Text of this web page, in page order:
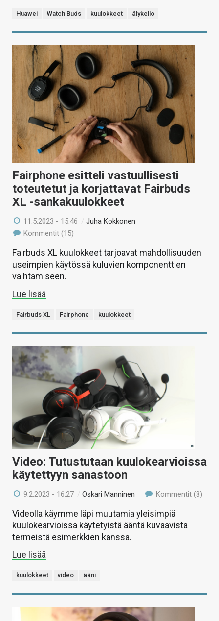
Huawei Watch Buds kuulokkeet älykello
Fairphone esitteli vastuullisesti
toteutetut ja korjattavat Fairbuds
XL -sankakuulokkeet
11.5.2023 - 15:46 /Juha Kokkonen
Kommentit (15)
Fairbuds XL kuulokkeet tarjoavat mahdollisuuden
useimpien käytössä kuluvien komponenttien
vaihtamiseen.
Lue lisää
Fairbuds XL Fairphone kuulokkeet
Video: Tutustutaan kuulokearvioissa
käytettyyn sanastoon
9.2.2023 - 16:27 /Oskari Manninen Kommentit (8)
Videolla käymme läpi muutamia yleisimpiä
kuulokearvioissa käytetyistä ääntä kuvaavista
termeistä esimerkkien kanssa.
Lue lisää
kuulokkeet video ääni